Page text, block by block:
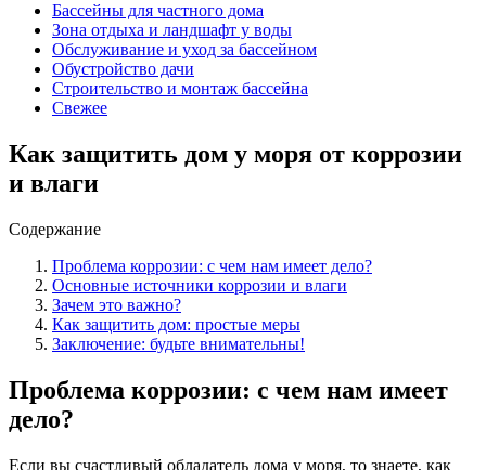
Бассейны для частного дома
Зона отдыха и ландшафт у воды
Обслуживание и уход за бассейном
Обустройство дачи
Строительство и монтаж бассейна
Свежее
Как защитить дом у моря от коррозии
и влаги
Содержание
Проблема коррозии: с чем нам имеет дело?
Основные источники коррозии и влаги
Зачем это важно?
Как защитить дом: простые меры
Заключение: будьте внимательны!
Проблема коррозии: с чем нам имеет
дело?
Если вы счастливый обладатель дома у моря, то знаете, как